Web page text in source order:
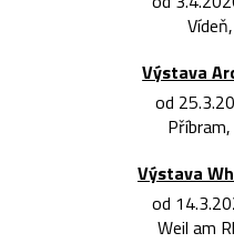
Výstava
od
Výstava
od
Weil am